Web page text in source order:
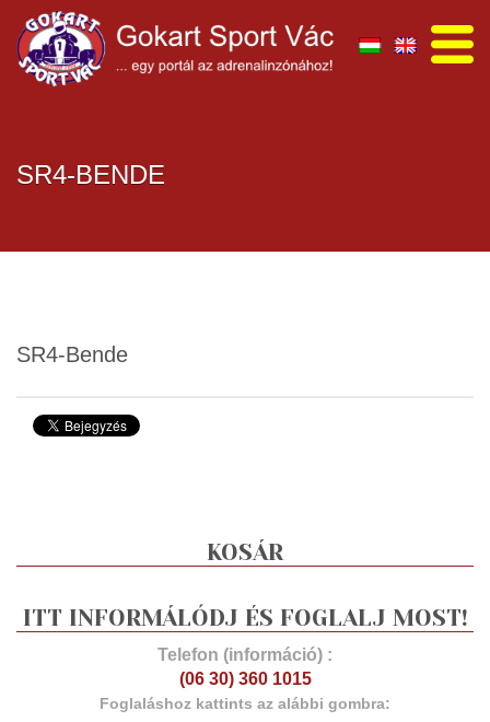
SR4-BENDE
SR4-Bende
KOSÁR
ITT INFORMÁLÓDJ ÉS FOGLALJ MOST!
Telefon (információ) :
(06 30) 360 1015
Foglaláshoz kattints az alábbi gombra: